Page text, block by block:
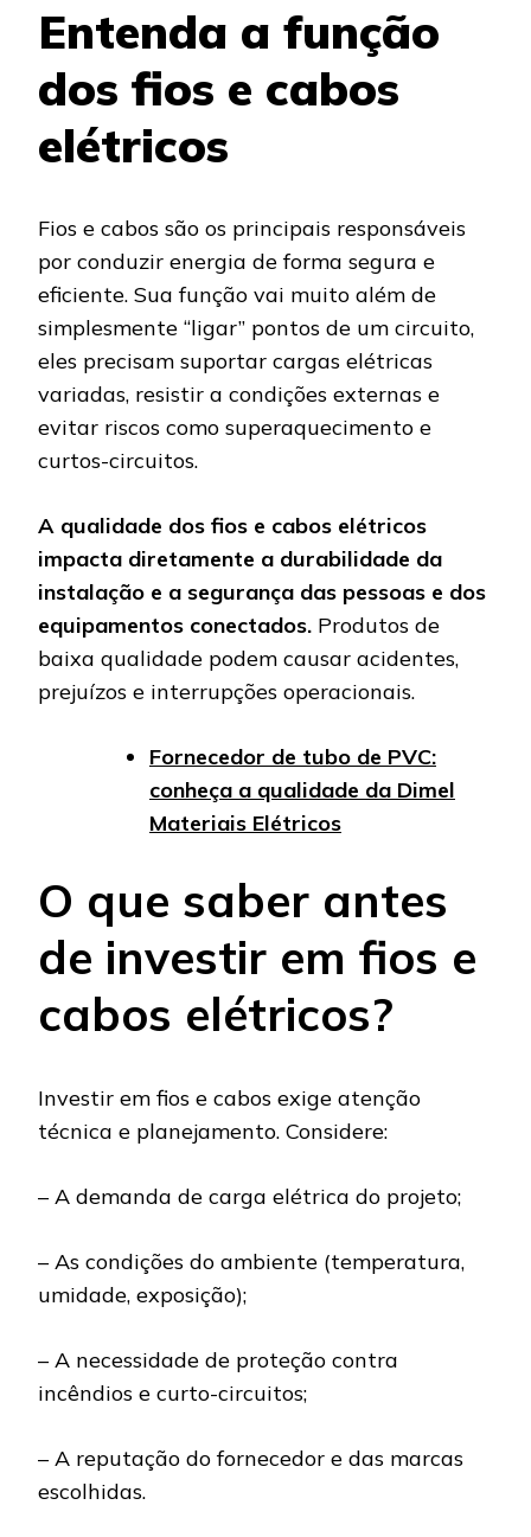
Entenda a função
dos fios e cabos
elétricos
Fios e cabos são os principais responsáveis
por conduzir energia de forma segura e
eficiente. Sua função vai muito além de
simplesmente “ligar” pontos de um circuito,
eles precisam suportar cargas elétricas
variadas, resistir a condições externas e
evitar riscos como superaquecimento e
curtos-circuitos.
A qualidade dos fios e cabos elétricos
impacta diretamente a durabilidade da
instalação e a segurança das pessoas e dos
equipamentos conectados. Produtos de
baixa qualidade podem causar acidentes,
prejuízos e interrupções operacionais.
Fornecedor de tubo de PVC:
conheça a qualidade da Dimel
Materiais Elétricos
O que saber antes
de investir em fios e
cabos elétricos?
Investir em fios e cabos exige atenção
técnica e planejamento. Considere:
– A demanda de carga elétrica do projeto;
– As condições do ambiente (temperatura,
umidade, exposição);
– A necessidade de proteção contra
incêndios e curto-circuitos;
– A reputação do fornecedor e das marcas
escolhidas.